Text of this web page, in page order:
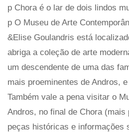
p Chora é o lar de dois lindos
p O Museu de Arte
&Elise Goulandris está
abriga a coleção de arte
um descendente de uma das
mais proeminentes de Andros,
Também vale a pena visitar o
Andros, no final de Chora
peças históricas e informações